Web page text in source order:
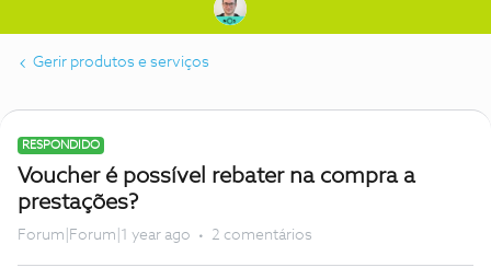
Gerir produtos e serviços
RESPONDIDO
Voucher é possível rebater na compra a
prestações?
Forum|Forum|1 year ago 2 comentários